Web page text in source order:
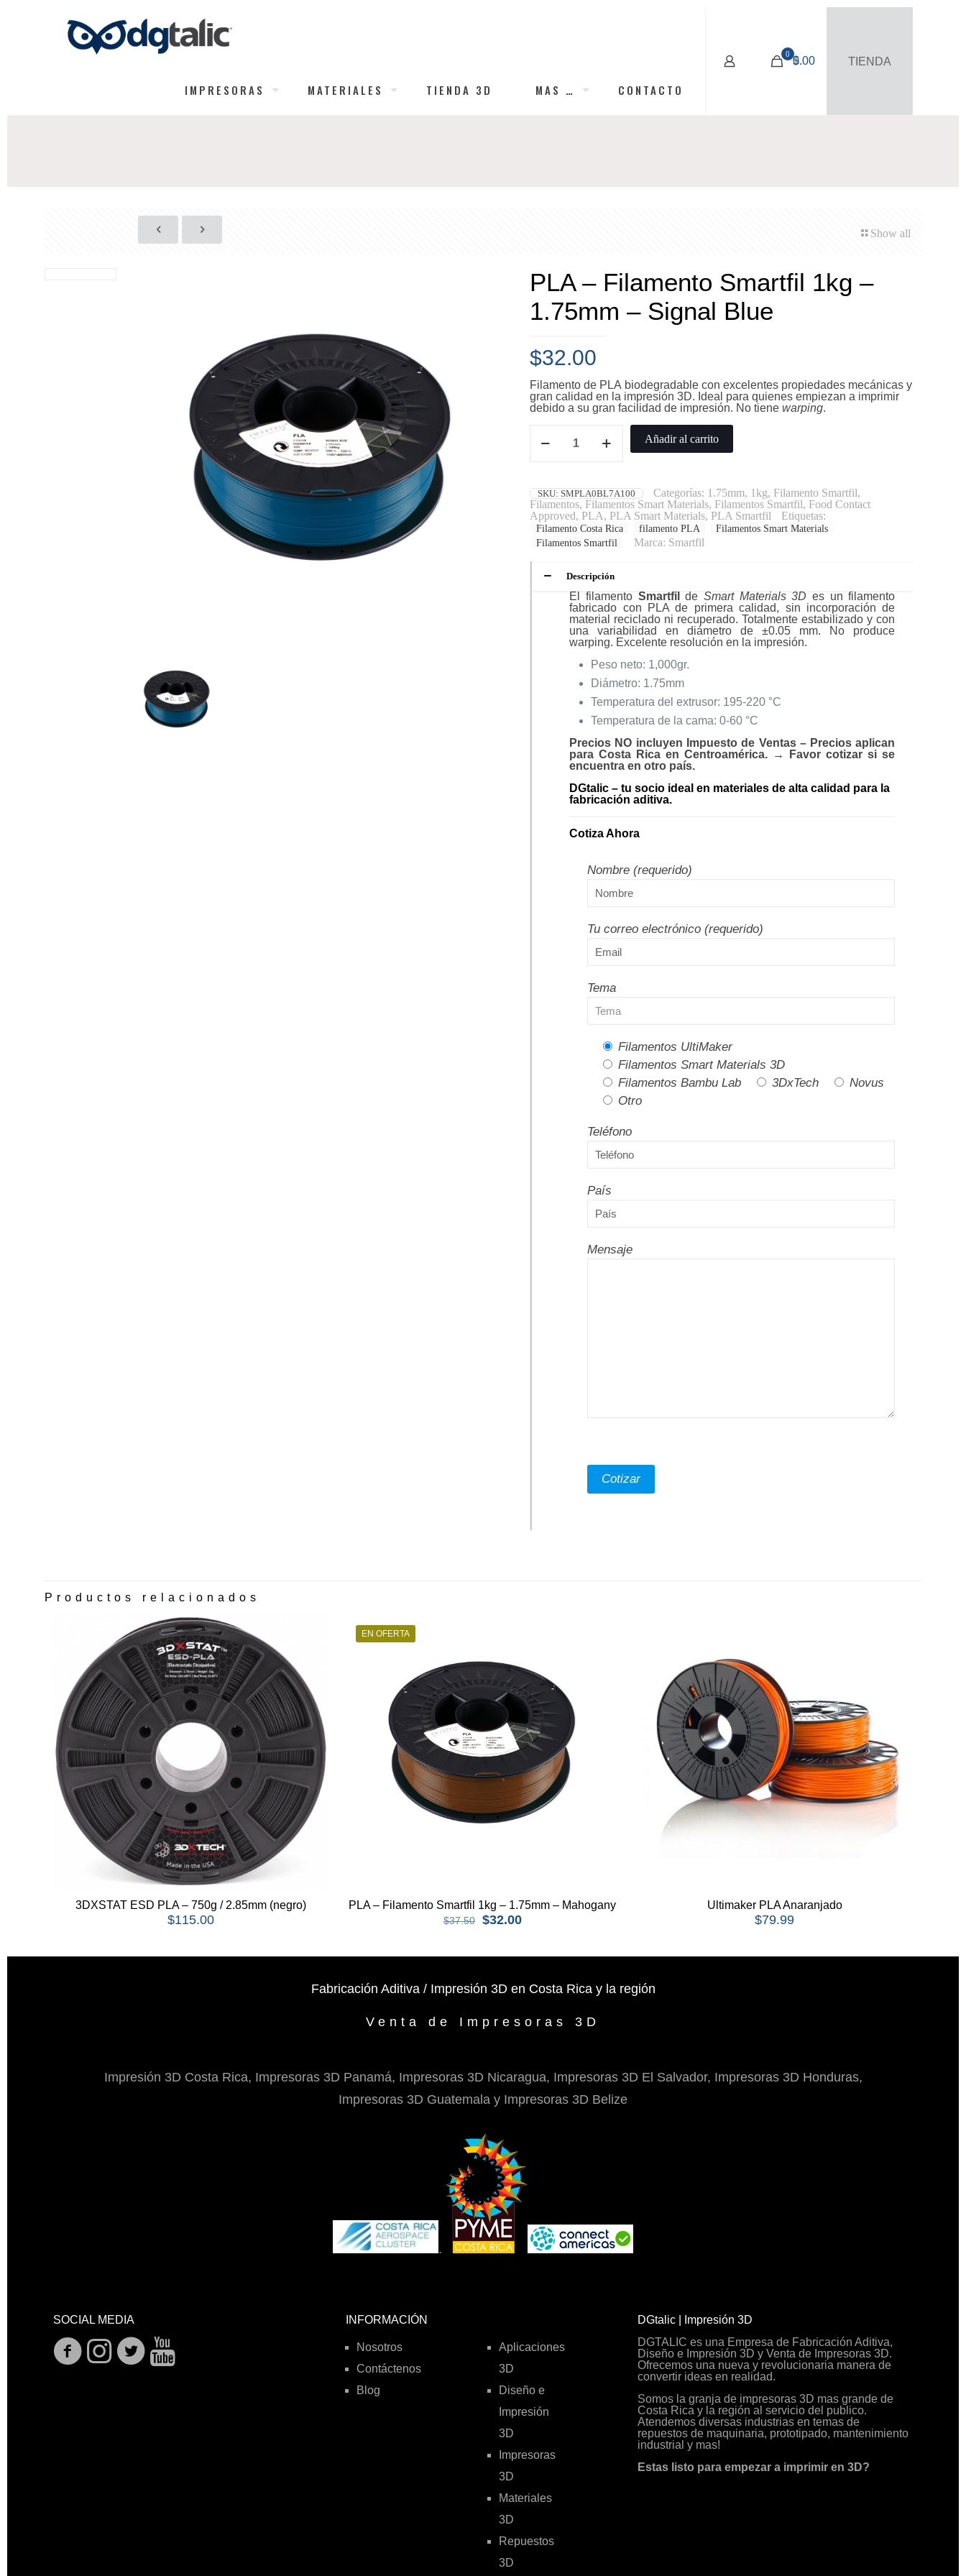
IMPRESORAS MATERIALES TIENDA 3D MAS … CONTACTO
0
$
0.00 TIENDA
Show all
PLA – Filamento Smartfil 1kg –
1.75mm – Signal Blue
$32.00
Filamento de PLA biodegradable con excelentes propiedades mecánicas y
gran calidad en la impresión 3D. Ideal para quienes empiezan a imprimir
debido a su gran facilidad de impresión. No tiene warping.
-
1.75mm
-
Signal
Blue
cantidad
Añadir al carrito
SKU: SMPLA0BL7A100 Categorías: 1.75mm, 1kg, Filamento Smartfil,
Filamentos, Filamentos Smart Materials, Filamentos Smartfil, Food Contact
Approved, PLA, PLA Smart Materials, PLA Smartfil Etiquetas:
Filamento Costa Rica filamento PLA
Filamentos Smart Materials
Filamentos Smartfil
Marca: Smartfil
Descripción
El filamento Smartfil de Smart Materials 3D es un filamento
fabricado con PLA de primera calidad, sin incorporación de
material reciclado ni recuperado. Totalmente estabilizado y con
una variabilidad en diámetro de ±0.05 mm. No produce
warping. Excelente resolución en la impresión.
Peso neto: 1,000gr.
Diámetro: 1.75mm
Temperatura del extrusor: 195-220 °C
Temperatura de la cama: 0-60 °C
Precios NO incluyen Impuesto de Ventas – Precios aplican
para Costa Rica en Centroamérica. → Favor cotizar si se
encuentra en otro país.
DGtalic – tu socio ideal en materiales de alta calidad para la
fabricación aditiva.
Cotiza Ahora
Nombre (requerido)
Tu correo electrónico (requerido)
Tema
Filamentos UltiMaker
Filamentos Smart Materials 3D
Filamentos Bambu Lab
3DxTech
Novus
Otro
Teléfono
País
Mensaje
Productos relacionados
3DXSTAT ESD PLA – 750g / 2.85mm (negro)
$115.00
EN OFERTA
PLA – Filamento Smartfil 1kg – 1.75mm – Mahogany
$37.50
El
era:
$32.00El
es:
Ultimaker PLA Anaranjado
$79.99
Fabricación Aditiva / Impresión 3D en Costa Rica y la región
Venta de Impresoras 3D
Impresión 3D Costa Rica, Impresoras 3D Panamá, Impresoras 3D Nicaragua, Impresoras 3D El Salvador, Impresoras 3D Honduras,
Impresoras 3D Guatemala y Impresoras 3D Belize
.
SOCIAL MEDIA INFORMACIÓN
Nosotros
Contáctenos
Blog
Aplicaciones
3D
Diseño e
Impresión
3D
Impresoras
3D
Materiales
3D
Repuestos
3D
DGtalic | Impresión 3D
DGTALIC es una Empresa de Fabricación Aditiva,
Diseño e Impresión 3D y Venta de Impresoras 3D.
Ofrecemos una nueva y revolucionaria manera de
convertir ideas en realidad.
Somos la granja de impresoras 3D mas grande de
Costa Rica y la región al servicio del publico.
Atendemos diversas industrias en temas de
repuestos de maquinaria, prototipado, mantenimiento
industrial y mas!
Estas listo para empezar a imprimir en 3D?